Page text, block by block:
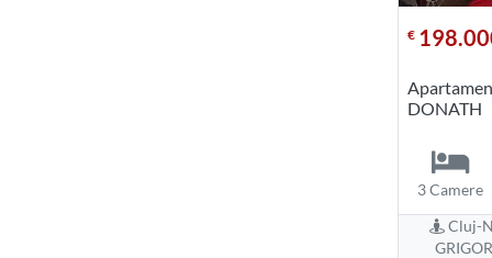
€
DONATH
3 Camere
Cluj-